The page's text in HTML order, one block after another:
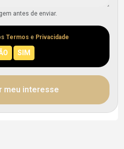
antes de enviar.
Termos e Privacidade
meu interesse